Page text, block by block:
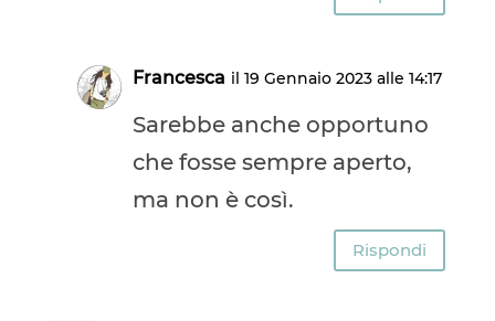
Francesca il 19 Gennaio 2023 alle 14:17
Sarebbe anche opportuno
che fosse sempre aperto,
ma non è così.
Rispondi